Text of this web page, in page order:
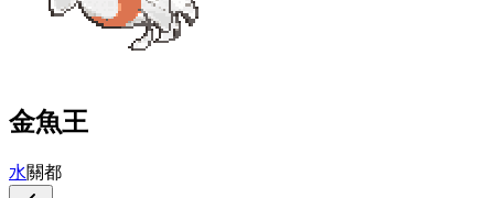
金魚王
水關都